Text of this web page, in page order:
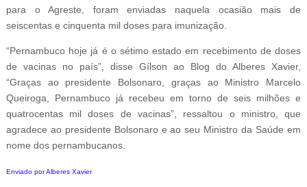
para o Agreste, foram enviadas naquela ocasião mais de
seiscentas e cinquenta mil doses para imunização.
“Pernambuco hoje já é o sétimo estado em recebimento de doses
de vacinas no país”, disse Gílson ao Blog do Alberes Xavier,
“Graças ao presidente Bolsonaro, graças ao Ministro Marcelo
Queiroga, Pernambuco já recebeu em torno de seis milhões e
quatrocentas mil doses de vacinas”, ressaltou o ministro, que
agradece ao presidente Bolsonaro e ao seu Ministro da Saúde em
nome dos pernambucanos.
Enviado por Alberes Xavier